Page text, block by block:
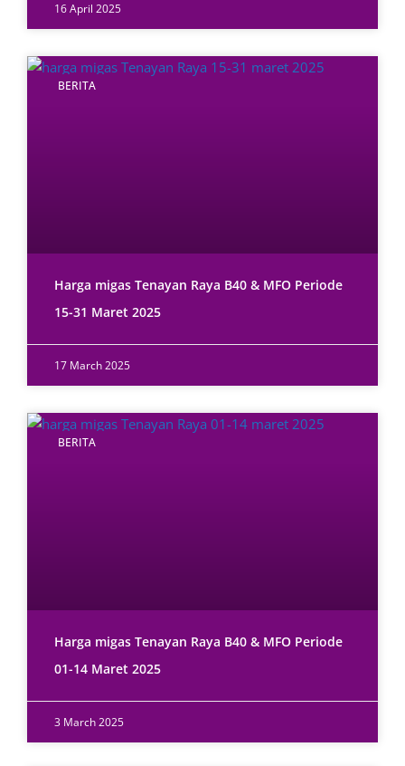
16 April 2025
BERITA
Harga migas Tenayan Raya B40 & MFO Periode
15-31 Maret 2025
17 March 2025
BERITA
Harga migas Tenayan Raya B40 & MFO Periode
01-14 Maret 2025
3 March 2025